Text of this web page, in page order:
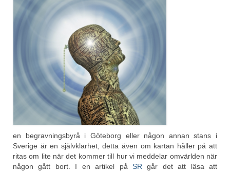
en begravningsbyrå i Göteborg eller någon annan stans i
Sverige är en självklarhet, detta även om kartan håller på att
ritas om lite när det kommer till hur vi meddelar omvärlden när
någon gått bort. I en artikel på SRgår det att läsa att